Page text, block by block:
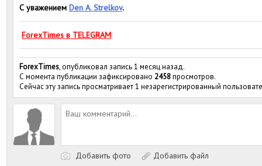
С уважением Den A. Strelkov.
ForexTimes в TELEGRAM
ForexTimes, опубликовал запись 1 месяц назад.
С момента публикации зафиксировано 2458просмотров.
Сейчас эту запись просматривает 1 незарегистрированный
Добавить фото Добавить файл